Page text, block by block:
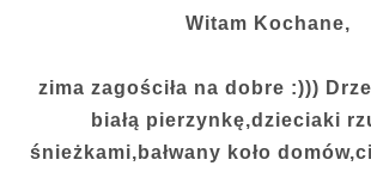
Witam Kochane,
zima zagościła na dobre :)))
białą pierzynkę,dzieciaki
śnieżkami,bałwany koło